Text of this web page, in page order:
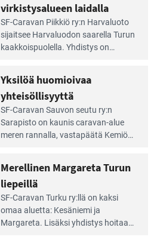
virkistysalueen laidalla
SF-Caravan Piikkiö ry:n Harvaluoto
sijait­see Harvaluodon saarella Turun
kaakkois­puolella. Yhdistys on
virkistysalueesta.
Yksilöä huomioivaa
yhteisöllisyyttä
SF-Caravan Sauvon seutu ry:n
Sarapisto on kaunis caravan-alue
meren rannalla, vasta­päätä Kemiön
kymmenen paikkaa ilman sähköä.
Merellinen Margareta Turun
liepeillä
SF-Caravan Turku ry:llä on kaksi
omaa aluet­ta: Kesäniemi ja
Margareta. Lisäksi yhdis­tys hoitaa